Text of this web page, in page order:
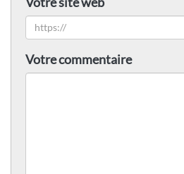
Votre commentaire